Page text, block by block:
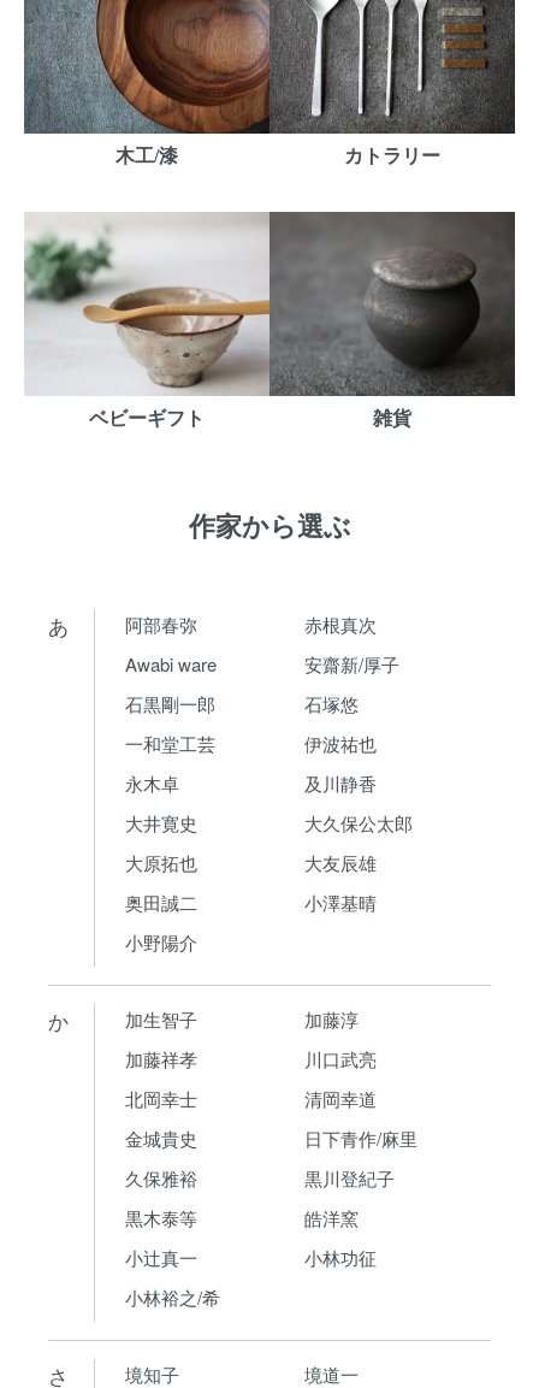
木工/漆 カトラリー
ベビーギフト 雑貨
作家から選ぶ
あ 阿部春弥
赤根真次
Awabi ware
安齋新/厚子
石黒剛一郎
石塚悠
一和堂工芸
伊波祐也
永木卓
及川静香
大井寛史
大久保公太郎
大原拓也
大友辰雄
奥田誠二
小澤基晴
小野陽介
か 加生智子
加藤淳
加藤祥孝
川口武亮
北岡幸士
清岡幸道
金城貴史
日下青作/麻里
久保雅裕
黒川登紀子
黒木泰等
皓洋窯
小辻真一
小林功征
小林裕之/希
さ 境知子
境道一